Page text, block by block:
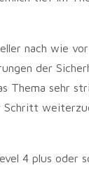
nach wie
der
Thema sehr
4 plus oder